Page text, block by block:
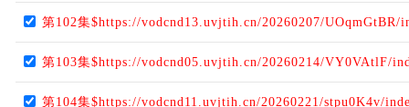
第102集$https://vodcnd13.uvjtih.cn/20260207/UOqmGtBR/
第103集$https://vodcnd05.uvjtih.cn/20260214/VY0VAtlF/
第104集$https://vodcnd11.uvjtih.cn/20260221/stpu0K4v/